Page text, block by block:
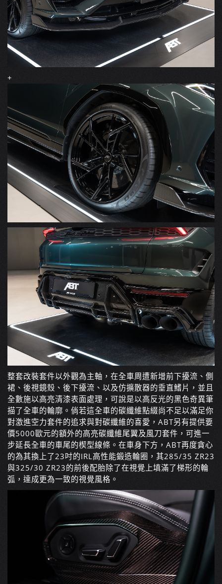
+
整套改裝套件以外觀為主軸，在全車周遭新增前下擾流、側
裙、後視鏡殼、後下擾流、以及仿擴散器的垂直鰭片，並且
全數施以高亮清漆表面處理，可說是以高反光的黑色奇異筆
描了全車的輪廓。倘若這全車的碳纖維點綴尚不足以滿足你
對激進空力套件的追求與對碳纖維的喜愛，ABT另有提供要
價5000歐元的額外的高亮碳纖維尾翼及風刀套件，可進一
步延長全車的車尾的楔型線條。在車身下方，ABT再度貪心
的為其換上了23吋的IRL高性能鍛造輪圈，其285/35 ZR23
與325/30 ZR23的前後配胎除了在視覺上填滿了梯形的輪
弧，達成更為一致的視覺風格。